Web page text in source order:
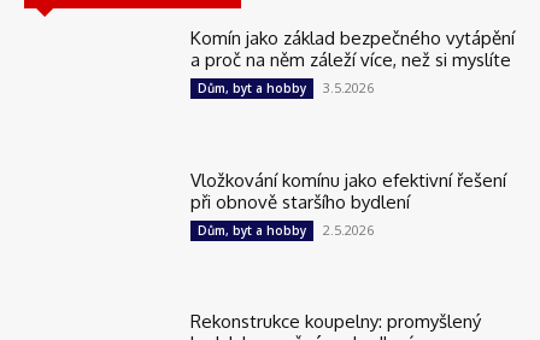
Komín jako základ bezpečného vytápění
a proč na něm záleží více, než si myslíte
Dům, byt a hobby 3.5.2026
Vložkování komínu jako efektivní řešení
při obnově staršího bydlení
Dům, byt a hobby 2.5.2026
Rekonstrukce koupelny: promyšlený